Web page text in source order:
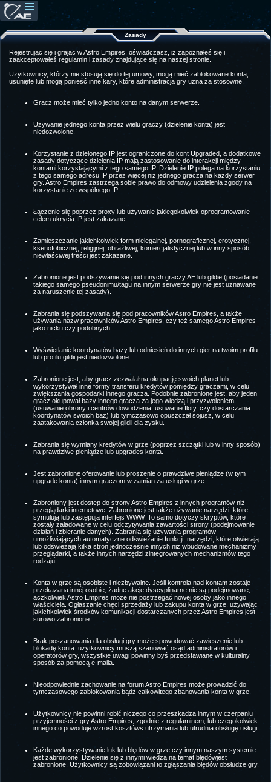
Zasady
Rejestrując się i grając w Astro Empires, oświadczasz, iż zapoznałeś się i
zaakceptowałeś regulamin i zasady znajdujące się na naszej stronie.
Użytkownicy, którzy nie stosują się do tej umowy, mogą mieć zablokowane konta,
usunięte lub mogą ponieść inne kary, które administracja gry uzna za stosowne.
Gracz może mieć tylko jedno konto na danym serwerze.
Używanie jednego konta przez wielu graczy (dzielenie konta) jest
niedozwolone.
Korzystanie z dzielonego IP jest ograniczone do kont Upgraded, a dodatkowe
zasady dotyczące dzielenia IP mają zastosowanie do interakcji między
kontami korzystającymi z tego samego IP. Dzielenie IP polega na korzystaniu
z tego samego adresu IP przez więcej niż jednego gracza na każdy serwer
gry. Astro Empires zastrzega sobie prawo do odmowy udzielenia zgody na
korzystanie ze wspólnego IP.
Łączenie się poprzez proxy lub używanie jakiegokolwiek oprogramowanie
celem ukrycia IP jest zakazane.
Zamieszczanie jakichkolwiek form nielegalnej, pornograficznej, erotycznej,
ksenofobicznej, religijnej, obraźliwej, komercjalistycznej lub w inny sposób
niewłaściwej treści jest zakazane.
Zabronione jest podszywanie się pod innych graczy AE lub gildie (posiadanie
takiego samego pseudonimu/tagu na innym serwerze gry nie jest uznawane
za naruszenie tej zasady).
Zabrania się podszywania się pod pracowników Astro Empires, a także
używania nazw pracowników Astro Empires, czy też samego Astro Empires
jako nicku czy podobnych.
Wyświetlanie koordynatów bazy lub odniesień do innych gier na twoim profilu
lub profilu gildii jest niedozwolone.
Zabronione jest, aby gracz zezwalał na okupację swoich planet lub
wykorzystywał inne formy transferu kredytów pomiędzy graczami, w celu
zwiększania gospodarki innego gracza. Podobnie zabronione jest, aby jeden
gracz okupował bazy innego gracza za jego wiedzą i przyzwoleniem
(usuwanie obrony i centrów dowodzenia, usuwanie floty, czy dostarczania
koordynatów swoich baz) lub tymczasowo opuszczał sojusz, w celu
zaatakowania członka swojej gildii dla zysku.
Zabrania się wymiany kredytów w grze (poprzez szczątki lub w inny sposób)
na prawdziwe pieniądze lub upgrades konta.
Jest zabronione oferowanie lub proszenie o prawdziwe pieniądze (w tym
upgrade konta) innym graczom w zamian za usługi w grze.
Zabroniony jest dostep do strony Astro Empires z innych programów niż
przeglądarki internetowe. Zabronione jest także używanie narzędzi, które
symulują lub zastępuja interfejs WWW. To samo dotyczy skryptów, które
zostały załadowane w celu odczytywania zawartości strony (podejmowanie
działań i zbieranie danych). Zabrania się używania programów
umożliwiających automatyczne odświeżanie funkcji, narzędzi, które otwierają
lub odświeżają kilka stron jednocześnie innych niż wbudowane mechanizmy
przeglądarki, a także innych narzędzi zintegrowanych mechanizmów tego
rodzaju.
Konta w grze są osobiste i niezbywalne. Jeśli kontrola nad kontam zostaje
przekazana innej osobie, żadne akcje dyscyplinarne nie są podejmowane,
aczkolwiek Astro Empires może nie postrzegać nowej osoby jako innego
właściciela. Ogłaszanie chęci sprzedaży lub zakupu konta w grze, używając
jakichkolwiek środków komunikacji dostarczanych przez Astro Empires jest
surowo zabronione.
Brak poszanowania dla obsługi gry może spowodować zawieszenie lub
blokadę konta. użytkownicy muszą szanować osąd administratorów i
operatorów gry, wszystkie uwagi powinny byś przedstawiane w kulturalny
sposób za pomocą e-maila.
Nieodpowiednie zachowanie na forum Astro Empires może prowadzić do
tymczasowego zablokowania bądź całkowitego zbanowania konta w grze.
Użytkownicy nie powinni robić niczego co przeszkadza innym w czerpaniu
przyjemności z gry Astro Empires, zgodnie z regulaminem, lub czegokolwiek
innego co powoduje wzrost kosztóws utrzymania lub utrudnia obsługę usługi.
Każde wykorzystywanie luk lub błędów w grze czy innym naszym systemie
jest zabronione. Dzielenie się z innymi wiedzą na temat błędówjest
zabronione. Użytkownicy są zobowiązani to zgłąszania błędów obsłudze gry.